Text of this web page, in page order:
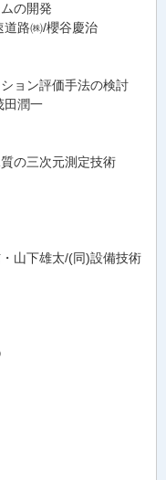
の開発
道路㈱/櫻谷慶治
ョン評価手法の検討
田潤一
の三次元測定技術
山下雄太/(同)設備技術